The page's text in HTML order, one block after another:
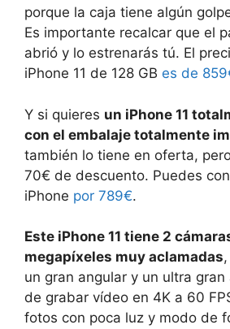
porque la caja tiene algún
Es importante recalcar que el
abrió y lo estrenarás tú. El
iPhone 11 de 128 GB es de
Y si quieres un iPhone 11
con el embalaje totalmente
también lo tiene en oferta,
70€ de descuento. Puedes
iPhone por 789€.
Este iPhone 11 tiene 2
megapíxeles muy aclamadas
un gran angular y un ultra gran
de grabar vídeo en 4K a 60
fotos con poca luz y modo de